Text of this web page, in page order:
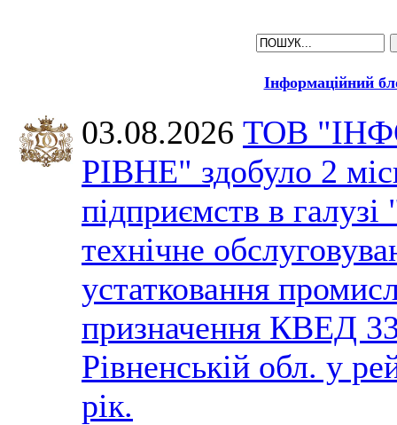
Інформаційний
03.08.2026 ТОВ
РІВНЕ" здобуло 2
підприємств в галузі
технічне
устатковання
призначення КВЕД
Рівненській обл. у
рік.